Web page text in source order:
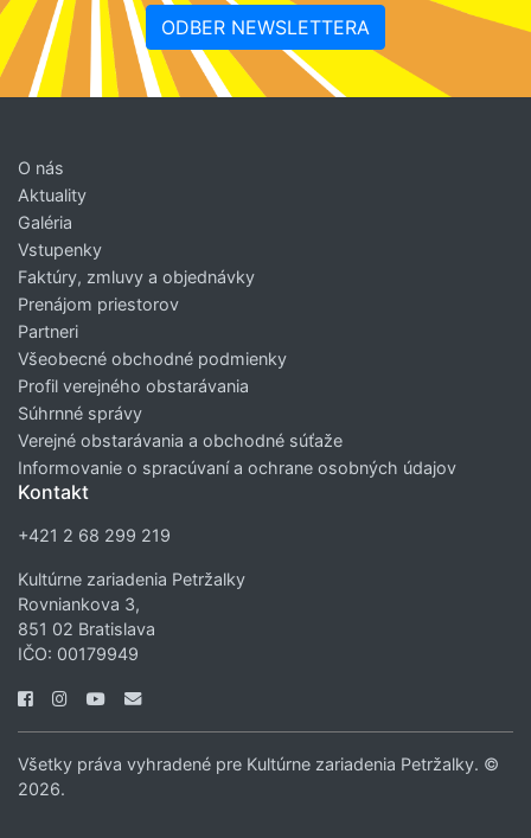
ODBER NEWSLETTERA
O nás
Aktuality
Galéria
Vstupenky
Faktúry, zmluvy a objednávky
Prenájom priestorov
Partneri
Všeobecné obchodné podmienky
Profil verejného obstarávania
Súhrnné správy
Verejné obstarávania a obchodné súťaže
Informovanie o spracúvaní a ochrane osobných údajov
Kontakt
+421 2 68 299 219
Kultúrne zariadenia Petržalky
Rovniankova 3,
851 02 Bratislava
IČO: 00179949
Všetky práva vyhradené pre Kultúrne zariadenia Petržalky. ©
2026.